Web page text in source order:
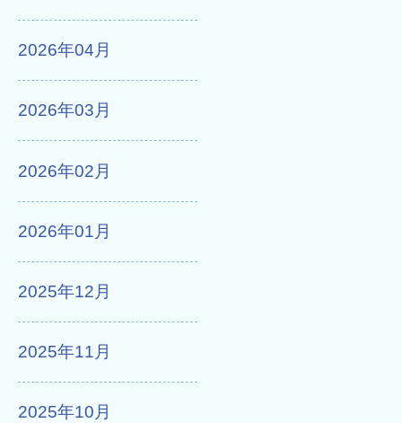
2026年04月
2026年03月
2026年02月
2026年01月
2025年12月
2025年11月
2025年10月